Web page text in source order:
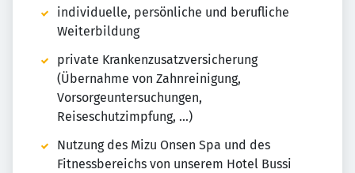
individuelle, persönliche und berufliche
Weiterbildung
private Krankenzusatzversicherung
(Übernahme von Zahnreinigung,
Vorsorgeuntersuchungen,
Reiseschutzimpfung, …)
Nutzung des Mizu Onsen Spa und des
Fitnessbereichs von unserem Hotel Bussi